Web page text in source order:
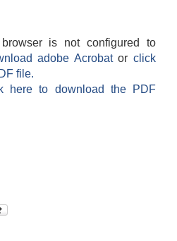
is not configured to
adobe Acrobatorclick
file.
here to download the PDF